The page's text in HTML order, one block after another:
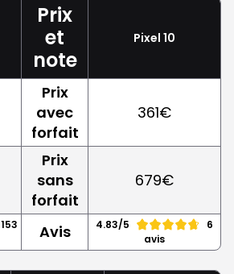
Prix
et
note
Pixel 10
Prix
avec
forfait
361€
Prix
sans
forfait
679€
153
Avis 4.83/5
6
avis